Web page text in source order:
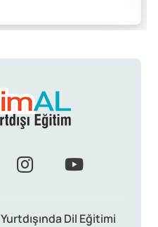
Yurtdışında Dil Eğitimi